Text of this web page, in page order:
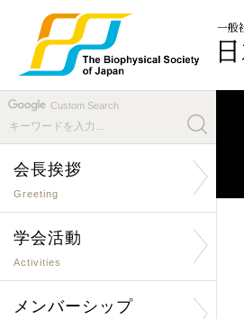
Custom Search
会長挨拶
Greeting
学会活動
Activities
メンバーシップ